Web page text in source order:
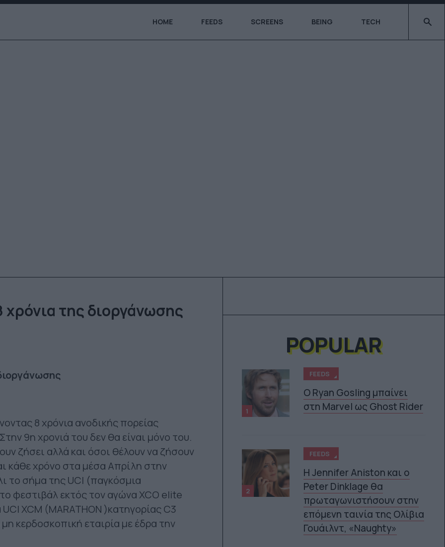
HOME FEEDS SCREENS BEING TECH Type
χρόνια της διοργάνωσης
8 χρόνια ανοδικής πορείας
9η χρονιά του δεν θα είναι μόνο του.
ζήσει αλλά και όσοι θέλουν να ζήσουν
κάθε χρόνο στα μέσα Απρίλη στην
το σήμα της UCI (παγκόσμια
φεστιβάλ εκτός τον αγώνα XCO elite
XCM (MARATHON )κατηγορίας C3
κερδοσκοπική εταιρία με έδρα την
POPULAR
1
FEEDS
Ο Ryan Gosling μπαίνει
στη Marvel ως Ghost Rider
2
FEEDS
Η Jennifer Aniston και ο
Peter Dinklage θα
πρωταγωνιστήσουν στην
επόμενη ταινία της Ολίβια
Γουάιλντ, «Naughty»